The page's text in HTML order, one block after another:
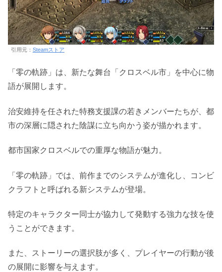
引用元： Steamストア
「零の軌跡」は、新たな舞台「クロスベル市」を中心に物
語が展開します。
治安維持を任された特務支援課の若きメンバーたちが、都
市の深層に隠された陰謀に立ち向かう姿が描かれます。
都市国家クロスベルでの重厚な物語が魅力。
「零の軌跡」では、前作までのシステムが進化し、コンビ
クラフトと呼ばれる新システムが登場。
特定のキャラクター同士が協力して発動する強力な技を使
うことができます。
また、ストーリーの選択肢が多く、プレイヤーの行動が後
の展開に影響を与えます。